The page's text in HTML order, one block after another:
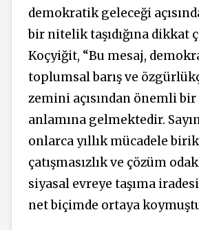
demokratik geleceği
bir nitelik taşıdığına dikkat
Koçyiğit, “Bu mesaj,
toplumsal barış ve
zemini açısından önemli bir
anlamına gelmektedir.
onlarca yıllık mücadele
çatışmasızlık ve çözüm
siyasal evreye taşıma
net biçimde ortaya